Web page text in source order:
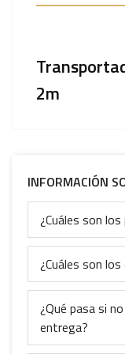
2m
INFORMACIÓN
¿Cuáles son
¿Cuáles son
¿Qué pasa si
entrega?